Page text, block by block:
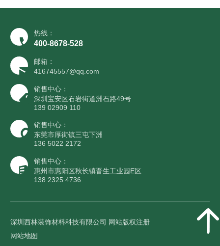
热线：
400-8678-528
邮箱：
416745557@qq.com
销售中心：
深圳宝安区石岩街道洲石路49号
139 02909 110
销售中心：
东莞市厚街镇三屯下洲
136 5022 2172
销售中心：
惠州市惠阳区秋长镇晋生工业园E区
138 2325 4736
深圳西林装饰材料科技有限公司 网站版权注册
网站地图